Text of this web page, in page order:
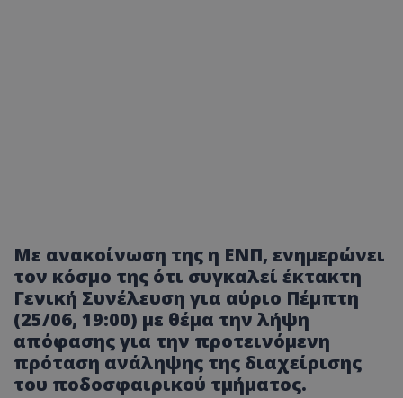
Με ανακοίνωση της η ΕΝΠ, ενημερώνει
τον κόσμο της ότι συγκαλεί έκτακτη
Γενική Συνέλευση για αύριο Πέμπτη
(25/06, 19:00) με θέμα την λήψη
απόφασης για την προτεινόμενη
πρόταση ανάληψης της διαχείρισης
του ποδοσφαιρικού τμήματος.